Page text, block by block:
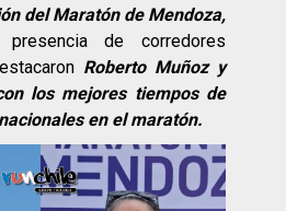
del Maratón de Mendoza,
de corredores
Roberto Muñoz y
los mejores tiempos de
en el maratón.